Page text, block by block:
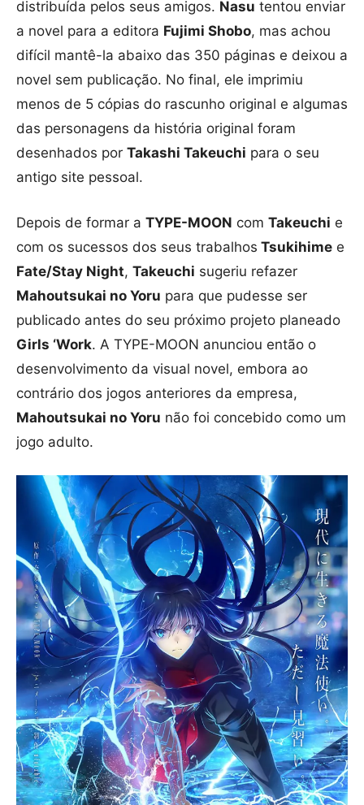
distribuída pelos seus amigos. Nasu tentou enviar
a novel para a editora Fujimi Shobo, mas achou
difícil mantê-la abaixo das 350 páginas e deixou a
novel sem publicação. No final, ele imprimiu
menos de 5 cópias do rascunho original e algumas
das personagens da história original foram
desenhados por Takashi Takeuchi para o seu
antigo site pessoal.
Depois de formar a TYPE-MOON com Takeuchi e
com os sucessos dos seus trabalhos Tsukihime e
Fate/Stay Night, Takeuchi sugeriu refazer
Mahoutsukai no Yoru para que pudesse ser
publicado antes do seu próximo projeto planeado
Girls ‘Work. A TYPE-MOON anunciou então o
desenvolvimento da visual novel, embora ao
contrário dos jogos anteriores da empresa,
Mahoutsukai no Yoru não foi concebido como um
jogo adulto.